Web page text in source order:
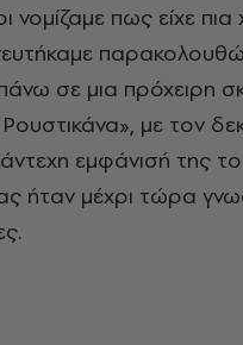
νομίζαμε πως είχε
σε μια πρόχειρη
με τον
εμφάνισή της
ήταν μέχρι τώρα